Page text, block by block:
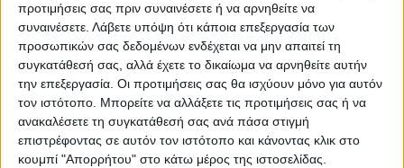
προτιμήσεις σας πριν συναινέσετε ή να αρνηθείτε να
συναινέσετε. Λάβετε υπόψη ότι κάποια επεξεργασία των
προσωπικών σας δεδομένων ενδέχεται να μην απαιτεί τη
συγκατάθεσή σας, αλλά έχετε το δικαίωμα να αρνηθείτε αυτήν
την επεξεργασία. Οι προτιμήσεις σας θα ισχύουν μόνο για αυτόν
τον ιστότοπο. Μπορείτε να αλλάξετε τις προτιμήσεις σας ή να
ανακαλέσετε τη συγκατάθεσή σας ανά πάσα στιγμή
επιστρέφοντας σε αυτόν τον ιστότοπο και κάνοντας κλικ στο
κουμπί "Απορρήτου" στο κάτω μέρος της ιστοσελίδας.
Ο αριθμός των νεκρών από τους σεισμούς
που έπληξαν την Τουρκία και τη Συρία
ξεπέρασε τους 19.000 την Πέμπτη (9/2), με
το TFF να επιβεβαιώνει ότι αρκετοί παίκτες
και προπονητές από διάφορες κατηγορίες
έχουν χάσει τη ζωή τους.